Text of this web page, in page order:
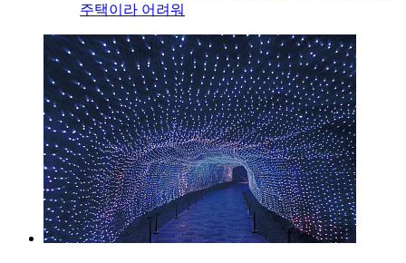
주택이라 어려워